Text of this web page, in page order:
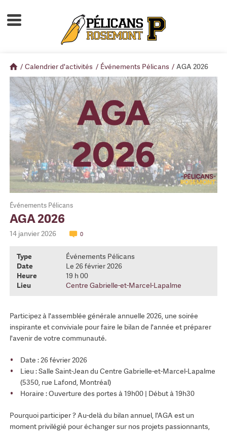
Accueil
Calendrier d'activités
Boutique
Devenir membre
/ Calendrier d'activités / Événements Pélicans / AGA 2026
Événements Pélicans
AGA 2026
14 janvier 2026 0
Type
Événements Pélicans
Date
Le 26 février 2026
Heure
19 h 00
Lieu
Centre Gabrielle-et-Marcel-Lapalme
Participez à l'assemblée générale annuelle 2026, une soirée
inspirante et conviviale pour faire le bilan de l'année et préparer
l'avenir de votre communauté.
Date : 26 février 2026
Lieu : Salle Saint-Jean du Centre Gabrielle-et-Marcel-Lapalme
(5350, rue Lafond, Montréal)
Horaire : Ouverture des portes à 19h00 | Début à 19h30
Pourquoi participer ? Au-delà du bilan annuel, l'AGA est un
moment privilégié pour échanger sur nos projets passionnants,